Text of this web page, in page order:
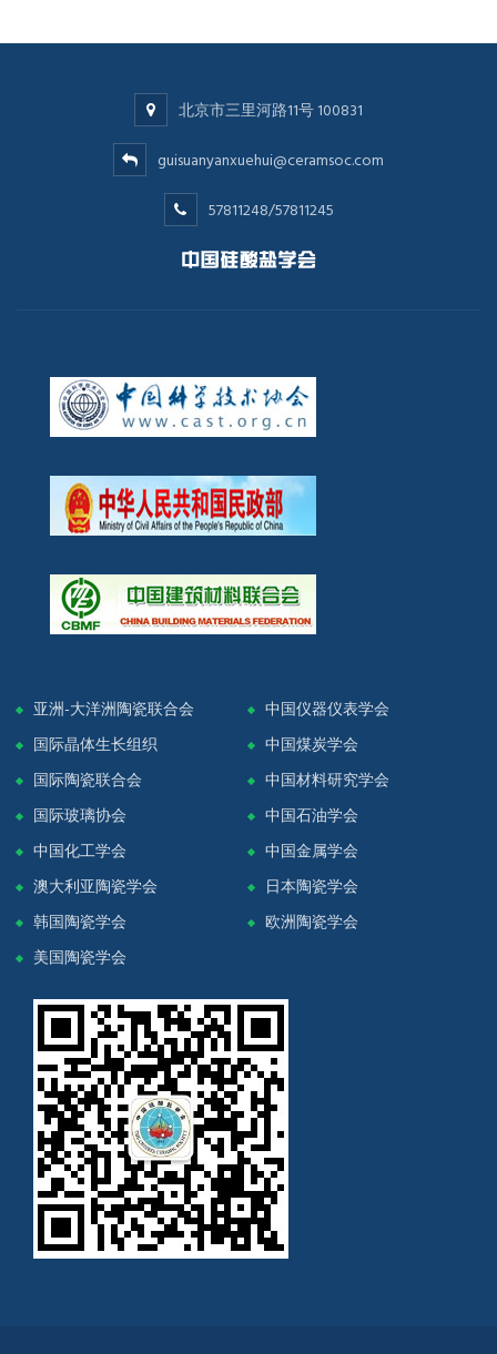
北京市三里河路11号 100831
guisuanyanxuehui@ceramsoc.com
57811248/57811245
亚洲-大洋洲陶瓷联合会
中国仪器仪表学会
国际晶体生长组织
中国煤炭学会
国际陶瓷联合会
中国材料研究学会
国际玻璃协会
中国石油学会
中国化工学会
中国金属学会
澳大利亚陶瓷学会
日本陶瓷学会
韩国陶瓷学会
欧洲陶瓷学会
美国陶瓷学会